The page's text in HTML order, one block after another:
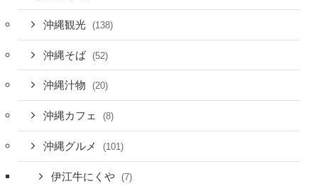
沖縄観光 (138)
沖縄そば (52)
沖縄汁物 (20)
沖縄カフェ (8)
沖縄グルメ (101)
伊江牛にくや (7)